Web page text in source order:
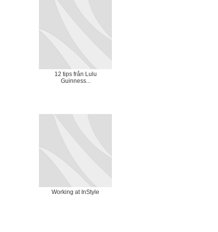
12 tips från Lulu
Guinness...
Working at InStyle